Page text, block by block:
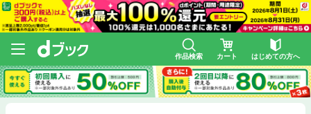
作品検索 カート はじめての方へ